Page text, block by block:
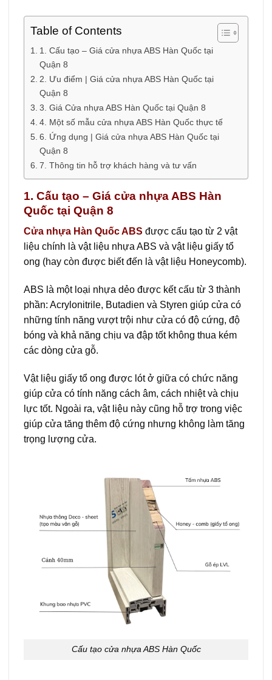
Table of Contents
1. Cấu tạo – Giá cửa nhựa ABS Hàn Quốc tại
Quận 8
2. Ưu điểm | Giá cửa nhựa ABS Hàn Quốc tại
Quận 8
3. Giá Cửa nhựa ABS Hàn Quốc tại Quận 8
4. Một số mẫu cửa nhựa ABS Hàn Quốc thực tế
6. Ứng dụng | Giá cửa nhựa ABS Hàn Quốc tại
Quận 8
7. Thông tin hỗ trợ khách hàng và tư vấn
1. Cấu tạo – Giá cửa nhựa ABS Hàn
Quốc tại Quận 8
Cửa nhựa Hàn Quốc ABS được cấu tạo từ 2 vật
liệu chính là vật liệu nhựa ABS và vật liệu giấy tổ
ong (hay còn được biết đến là vật liệu Honeycomb).
ABS là một loại nhựa dẻo được kết cấu từ 3 thành
phần: Acrylonitrile, Butadien và Styren giúp cửa có
những tính năng vượt trội như cửa có độ cứng, độ
bóng và khả năng chịu va đập tốt không thua kém
các dòng cửa gỗ.
Vật liệu giấy tổ ong được lót ở giữa có chức năng
giúp cửa có tính năng cách âm, cách nhiệt và chịu
lực tốt. Ngoài ra, vật liệu này cũng hỗ trợ trong việc
giúp cửa tăng thêm độ cứng nhưng không làm tăng
trọng lượng cửa.
Cấu tạo cửa nhựa ABS Hàn Quốc